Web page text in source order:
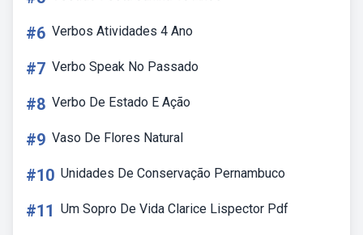
#6 Verbos Atividades 4 Ano
#7 Verbo Speak No Passado
#8 Verbo De Estado E Ação
#9 Vaso De Flores Natural
#10 Unidades De Conservação Pernambuco
#11 Um Sopro De Vida Clarice Lispector Pdf